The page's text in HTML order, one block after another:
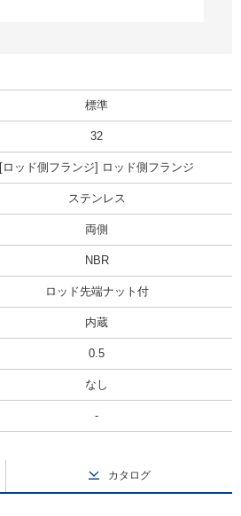
標準
32
[ロッド側フランジ] ロッド側フランジ
ステンレス
両側
NBR
ロッド先端ナット付
内蔵
0.5
なし
-
カタログ